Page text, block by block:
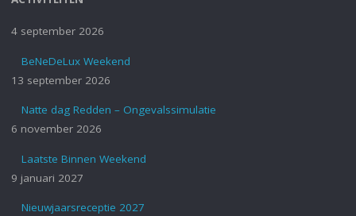
4 september 2026
BeNeDeLux Weekend
13 september 2026
Natte dag Redden – Ongevalssimulatie
6 november 2026
Laatste Binnen Weekend
9 januari 2027
Nieuwjaarsreceptie 2027